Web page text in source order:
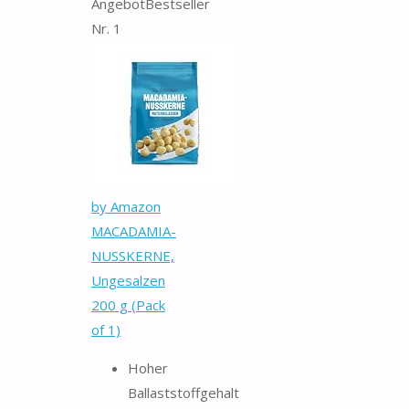
Nr. 1
by Amazon
MACADAMIA-
NUSSKERNE,
Ungesalzen
200 g (Pack
of 1)
Hoher
Ballaststoffgehalt